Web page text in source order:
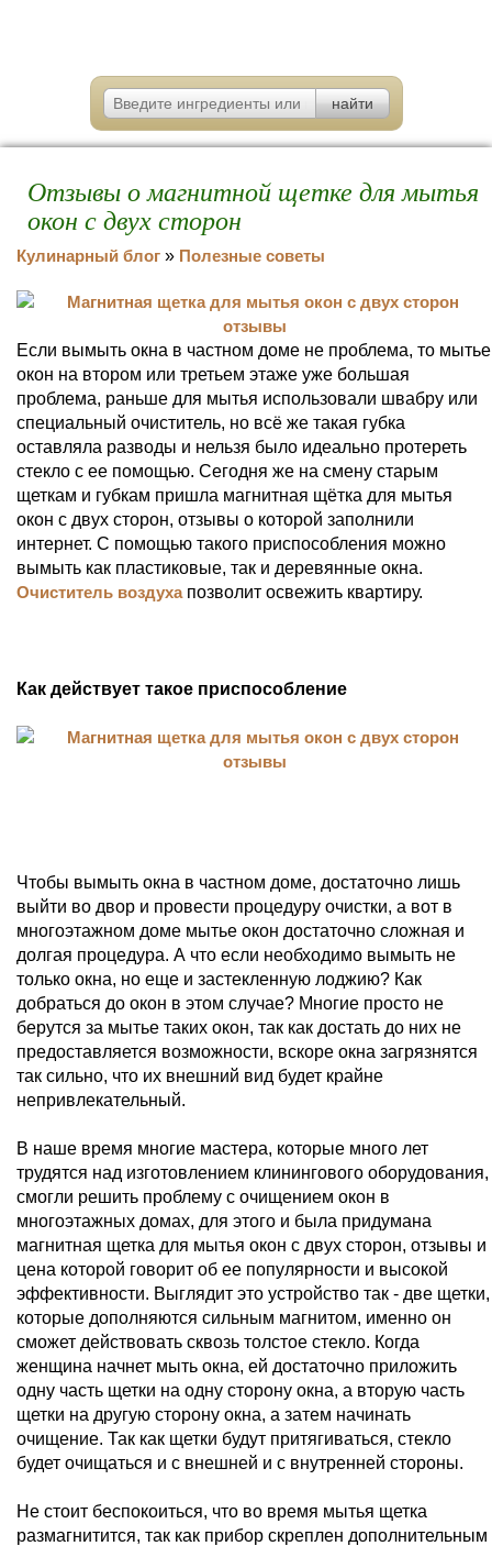
Отзывы о магнитной щетке для мытья
окон с двух сторон
Кулинарный блог » Полезные советы
Если вымыть окна в частном доме не проблема, то мытье
окон на втором или третьем этаже уже большая
проблема, раньше для мытья использовали швабру или
специальный очиститель, но всё же такая губка
оставляла разводы и нельзя было идеально протереть
стекло с ее помощью. Сегодня же на смену старым
щеткам и губкам пришла магнитная щётка для мытья
окон с двух сторон, отзывы о которой заполнили
интернет. С помощью такого приспособления можно
вымыть как пластиковые, так и деревянные окна.
Очиститель воздухапозволит освежить квартиру.
Как действует такое приспособление
Чтобы вымыть окна в частном доме, достаточно лишь
выйти во двор и провести процедуру очистки, а вот в
многоэтажном доме мытье окон достаточно сложная и
долгая процедура. А что если необходимо вымыть не
только окна, но еще и застекленную лоджию? Как
добраться до окон в этом случае? Многие просто не
берутся за мытье таких окон, так как достать до них не
предоставляется возможности, вскоре окна загрязнятся
так сильно, что их внешний вид будет крайне
непривлекательный.
В наше время многие мастера, которые много лет
трудятся над изготовлением клинингового оборудования,
смогли решить проблему с очищением окон в
многоэтажных домах, для этого и была придумана
магнитная щетка для мытья окон с двух сторон, отзывы и
цена которой говорит об ее популярности и высокой
эффективности. Выглядит это устройство так - две щетки,
которые дополняются сильным магнитом, именно он
сможет действовать сквозь толстое стекло. Когда
женщина начнет мыть окна, ей достаточно приложить
одну часть щетки на одну сторону окна, а вторую часть
щетки на другую сторону окна, а затем начинать
очищение. Так как щетки будут притягиваться, стекло
будет очищаться и с внешней и с внутренней стороны.
Не стоит беспокоиться, что во время мытья щетка
размагнитится, так как прибор скреплен дополнительным